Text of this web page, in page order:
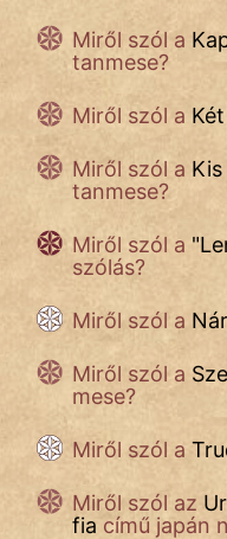
Miről szóla
tanmese?
Miről szól a
Miről szól a
tanmese?
Miről szól a "
szólás?
Miről szól a
Miről szól a
mese?
Miről szól a
Miről szól az
fia című japán